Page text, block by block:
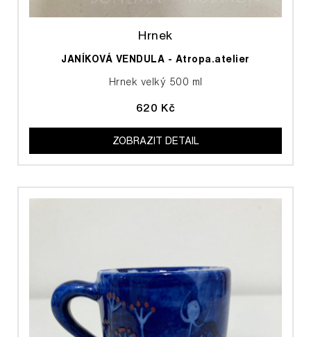
Hrnek
JANÍKOVÁ VENDULA - Atropa.atelier
Hrnek velký 500 ml
620 Kč
ZOBRAZIT DETAIL